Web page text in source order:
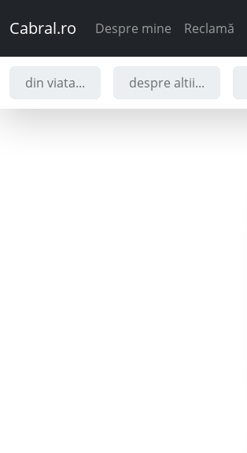
Cabral.ro Despre mine Reclamă
din viata... despre altii...